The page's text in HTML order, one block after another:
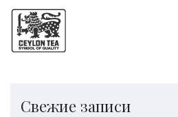
Свежие записи